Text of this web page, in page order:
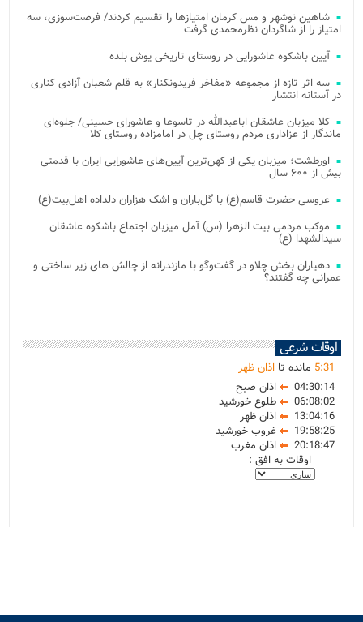
شاهین نوشهر و مس کرمان امتیازها را تقسیم کردند/ فرصت‌سوزی، سه
امتیاز را از شاگردان نظرمحمدی گرفت
آیین باشکوه عاشورایی در روستای تاریخی یوش بلده
سه اثر تازه از مجموعه «مفاخر فریدونکنار» به قلم شعبان آزادی کناری
در آستانه انتشار
کلا میزبان عاشقان اباعبدالله در تاسوعا و عاشورای حسینی/ جلوه‌ای
ماندگار از عزاداری مردم روستای چل در امامزاده روستای کلا
اورطشت؛ میزبان یکی از کهن‌ترین آیین‌های عاشورایی ایران با قدمتی
بیش از ۶۰۰ سال
عروسی حضرت قاسم(ع) با گل‌باران و اشک هزاران دلداده اهل‌بیت(ع)
موکب مردمی بیت‌ الزهرا (س) آمل میزبان اجتماع باشکوه عاشقان
سیدالشهدا (ع)
دهیاران بخش چلاو در گفت‌وگو با مازندرانه از چالش های زیر ساختی و
عمرانی چه گفتند؟
اوقات شرعی
5:31 مانده تااذان ظهر
04:30:14
اذان صبح
06:08:02
طلوع خورشید
13:04:16
اذان ظهر
19:58:25
غروب خورشید
20:18:47
اذان مغرب
اوقات به افق :